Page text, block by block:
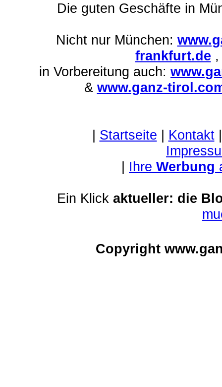
Die guten Geschäfte in
Nicht nur München:
frankfurt.de
in Vorbereitung auch:
& www.ganz-
| Startseite | Kontakt
| Ihre Werbung
Ein Klick aktueller: die
Copyright